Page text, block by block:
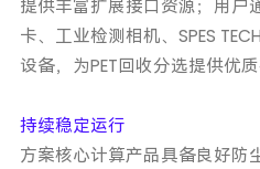
提供丰富扩展接口资源；用户
卡、工业检测相机、SPES
设备，为PET回收分选提供优
持续稳定运行
方案核心计算产品具备良好防